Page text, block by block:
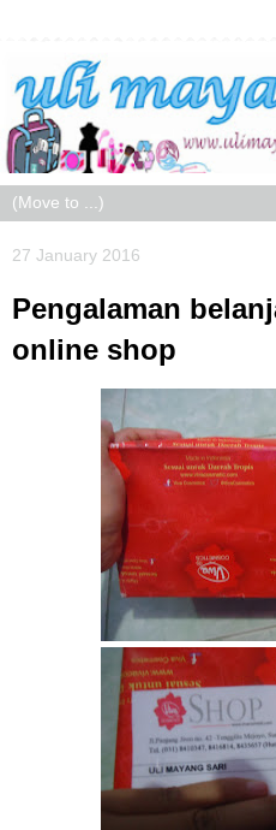
27 January 2016
Pengalaman
online shop